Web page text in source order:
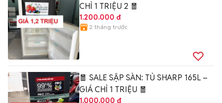
CHỈ 1 TRIỆU 2 🧧
1.200.000 đ
2 tháng trước
🧧 SALE SẬP SÀN: TỦ SHARP 165L –
GIÁ CHỈ 1 TRIỆU 🧧
1.000.000 đ